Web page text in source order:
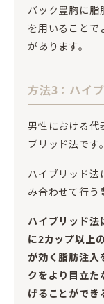
バック豊胸に脂
を用いることで
があります。
方法3：ハイ
男性における代
ブリッド法です。
ハイブリッド法
み合わせて行う
ハイブリッド法
に2カップ以上
が効く脂肪注入
クをより目立た
げることができ